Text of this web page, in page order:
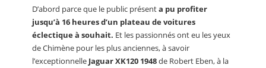
D’abord parce que le public présenta pu profiter
jusqu’à 16 heures d’un plateau de voitures
éclectique à souhait. Et les passionnés ont eu les yeux
de Chimène pour les plus anciennes, à savoir
l’exceptionnelle Jaguar XK120 1948de Robert Eben, à la